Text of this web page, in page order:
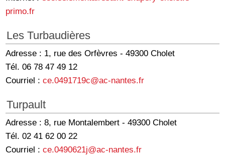
primo.fr
Les Turbaudières
Adresse : 1, rue des Orfèvres - 49300 Cholet
Tél. 06 78 47 49 12
Courriel :ce.0491719c@ac-nantes.fr
Turpault
Adresse : 8, rue Montalembert - 49300 Cholet
Tél. 02 41 62 00 22
Courriel :ce.0490621j@ac-nantes.fr